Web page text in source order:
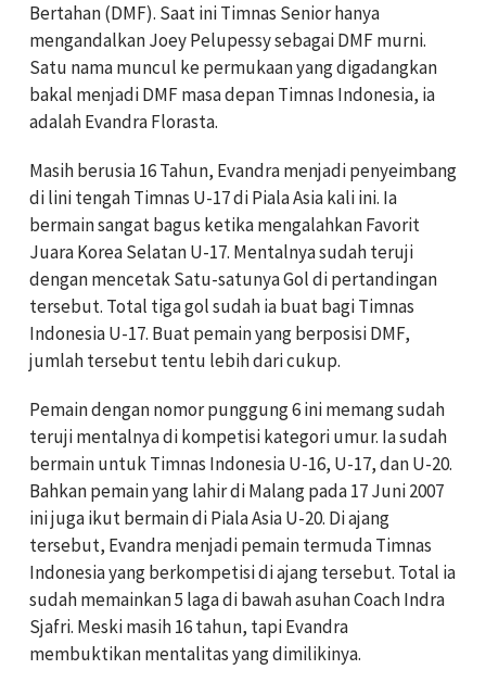
Bertahan (DMF). Saat ini Timnas Senior hanya
mengandalkan Joey Pelupessy sebagai DMF murni.
Satu nama muncul ke permukaan yang digadangkan
bakal menjadi DMF masa depan Timnas Indonesia, ia
adalah Evandra Florasta.
Masih berusia 16 Tahun, Evandra menjadi penyeimbang
di lini tengah Timnas U-17 di Piala Asia kali ini. Ia
bermain sangat bagus ketika mengalahkan Favorit
Juara Korea Selatan U-17. Mentalnya sudah teruji
dengan mencetak Satu-satunya Gol di pertandingan
tersebut. Total tiga gol sudah ia buat bagi Timnas
Indonesia U-17. Buat pemain yang berposisi DMF,
jumlah tersebut tentu lebih dari cukup.
Pemain dengan nomor punggung 6 ini memang sudah
teruji mentalnya di kompetisi kategori umur. Ia sudah
bermain untuk Timnas Indonesia U-16, U-17, dan U-20.
Bahkan pemain yang lahir di Malang pada 17 Juni 2007
ini juga ikut bermain di Piala Asia U-20. Di ajang
tersebut, Evandra menjadi pemain termuda Timnas
Indonesia yang berkompetisi di ajang tersebut. Total ia
sudah memainkan 5 laga di bawah asuhan Coach Indra
Sjafri. Meski masih 16 tahun, tapi Evandra
membuktikan mentalitas yang dimilikinya.